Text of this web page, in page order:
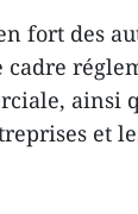
fort des
ainsi
et